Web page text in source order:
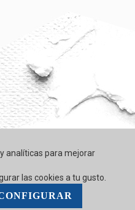
analíticas para mejorar
las cookies a tu gusto.